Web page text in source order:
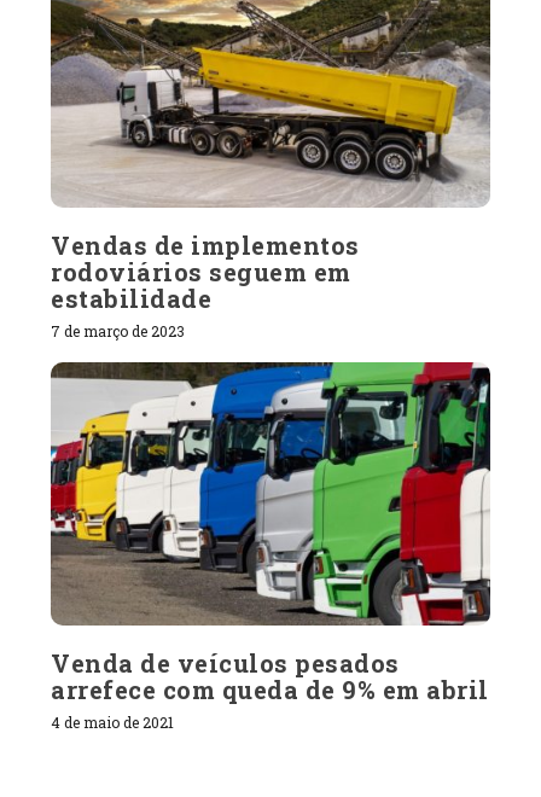
Vendas de implementos
rodoviários seguem em
estabilidade
7 de março de 2023
Venda de veículos pesados
arrefece com queda de 9% em abril
4 de maio de 2021